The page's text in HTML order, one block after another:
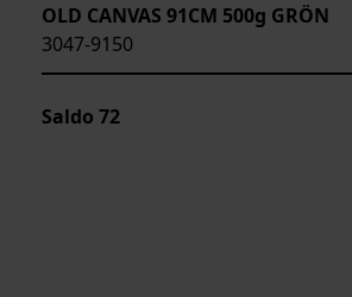
OLD CANVAS 91CM 500g GRÖN
3047-9150
Saldo 72